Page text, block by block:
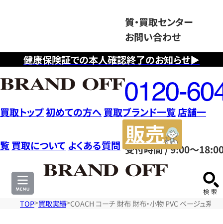
健康保険証での本人確認終了のお知らせ▶
質・買取センター
お問い合わせ
フ
リ
ー
ダ
イ
ヤ
ル
0120604117
受付時間 / 9:00～
買取トップ初めての方へ 買取ブランド一覧店舗一
覧 買取について よくある質問
サ
TOP 買取実績 COACH コーチ 財布 財布・小物 PVC ベージュ系